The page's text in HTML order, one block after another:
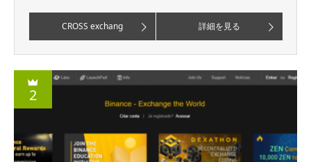
CROSS exchang 詳細を見る
2